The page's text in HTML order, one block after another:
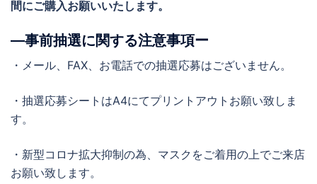
間にご購入お願いいたします。
―事前抽選に関する注意事項ー
・メール、FAX、お電話での抽選応募はございません。
・抽選応募シートはA4にてプリントアウトお願い致しま
す。
・新型コロナ拡大抑制の為、マスクをご着用の上でご来店
お願い致します。